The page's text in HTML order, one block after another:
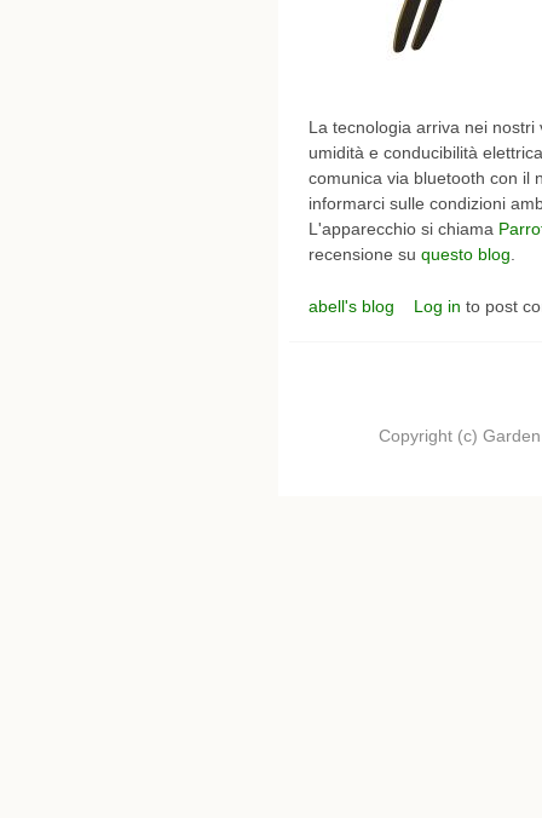
La tecnologia arriva nei
umidità e conducibilità
comunica via bluetooth con il
informarci sulle condizioni
L'apparecchio si chiama
recensione su questo blog
abell's blog Log in to post
Copyright (c)